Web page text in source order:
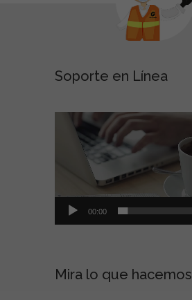
Soporte en Línea
00:00
Mira lo que hacemos